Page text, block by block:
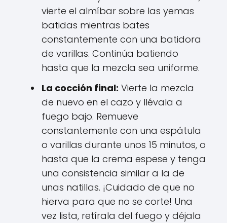
vierte el almíbar sobre las yemas
batidas mientras bates
constantemente con una batidora
de varillas. Continúa batiendo
hasta que la mezcla sea uniforme.
La cocción final: Vierte la mezcla
de nuevo en el cazo y llévala a
fuego bajo. Remueve
constantemente con una espátula
o varillas durante unos 15 minutos, o
hasta que la crema espese y tenga
una consistencia similar a la de
unas natillas. ¡Cuidado de que no
hierva para que no se corte! Una
vez lista, retírala del fuego y déjala